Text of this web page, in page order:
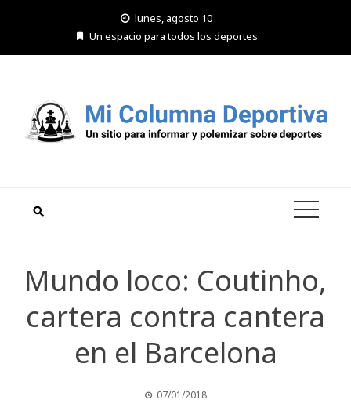
lunes, agosto 10
Un espacio para todos los deportes
Mundo loco: Coutinho,
cartera contra cantera
en el Barcelona
07/01/2018